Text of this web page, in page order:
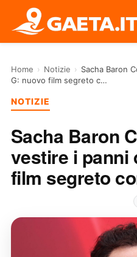
Home › Notizie › Sacha Baron
G: nuovo film segreto c…
NOTIZIE
Sacha Baron
vestire i panni
film segreto